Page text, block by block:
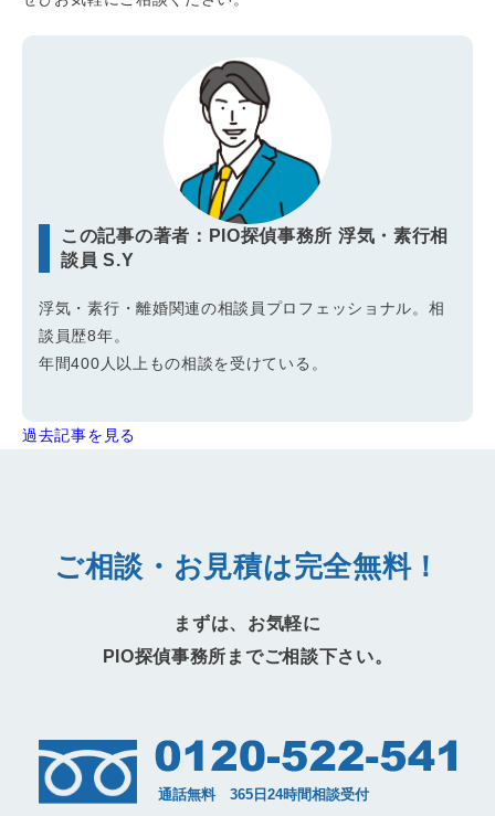
この記事の著者：PIO探偵事務所 浮気・素行相
談員 S.Y
浮気・素行・離婚関連の相談員プロフェッショナル。相
談員歴8年。
年間400人以上もの相談を受けている。
過去記事を見る
ご相談・お見積は完全無料！
まずは、お気軽に
PIO探偵事務所までご相談下さい。